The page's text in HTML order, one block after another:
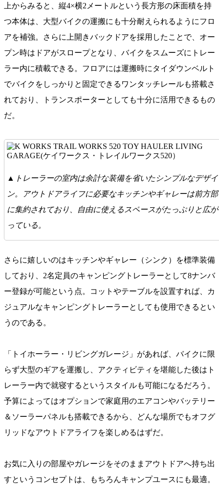
上からみると、縦4×横2メートルという長方形の床面積を持
つ本体は、大型バイクの運搬にも十分耐えられるようにフロ
アを補強。さらに上開きバックドアを採用したことで、オー
プン時はドアがスロープとなり、バイクをスムーズにトレー
ラー内に積載できる。フロアには運搬時にタイダウンベルト
でバイクをしっかりと固定できるワンタッチレールも搭載さ
れており、トランスポーターとしても十分に活用できるもの
だ。
▲トレーラーの室内は余計な装備を省いたシンプルなデザイ
ン。アウトドアライフに必要なキッチンやギャレーは前方部
に集約されており、自由に使えるスペースがたっぷりと広が
っている。
さらに嬉しいのはキッチンやギャレー（シンク）を標準装備
しており、2名定員のキャンピングトレーラーとして8ナンバ
ー登録が可能という点。コットやテーブルを設置すれば、カ
ジュアルなキャンピングトレーラーとしても使用できるとい
うのである。
「トイホーラー・リビングガレージ」があれば、バイクに限
らず大型のギアを運搬し、アクティビティを堪能した後はト
レーラー内で就寝するというスタイルも可能になるだろう。
予算によってはオプションで家庭用のエアコンやバッテリー
＆ソーラーパネルも搭載できるから、どんな場所でもオフグ
リッドなアウトドアライフを楽しめるはずだ。
お気に入りの部屋やガレージをそのままアウトドアへ持ち出
すというコンセプトは、もちろんキャンプユースにも最適。